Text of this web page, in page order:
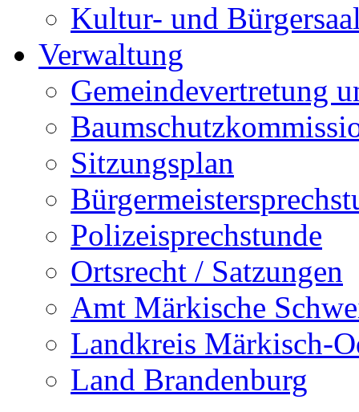
Kultur- und
Verwaltung
Gemeindevertretung
Sitzungsplan
Polizeisprechstunde
Ortsrecht / Satzungen
Amt Märkische
Landkreis Märkisch-
Land Brandenburg